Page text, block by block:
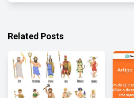
Related Posts